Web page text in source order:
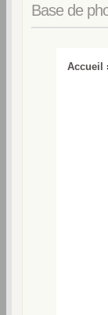
Base de
Accueil